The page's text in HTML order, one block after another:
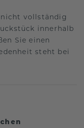
nicht vollständig
innerhalb
Sie einen
steht bei